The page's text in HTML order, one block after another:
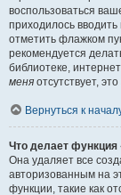
воспользоваться
приходилось
отметить флажком
рекомендуется
библиотеке,
меня отсутствует,
Вернуться к
Что делает функция
Она удаляет все
авторизованным на
функции, такие как